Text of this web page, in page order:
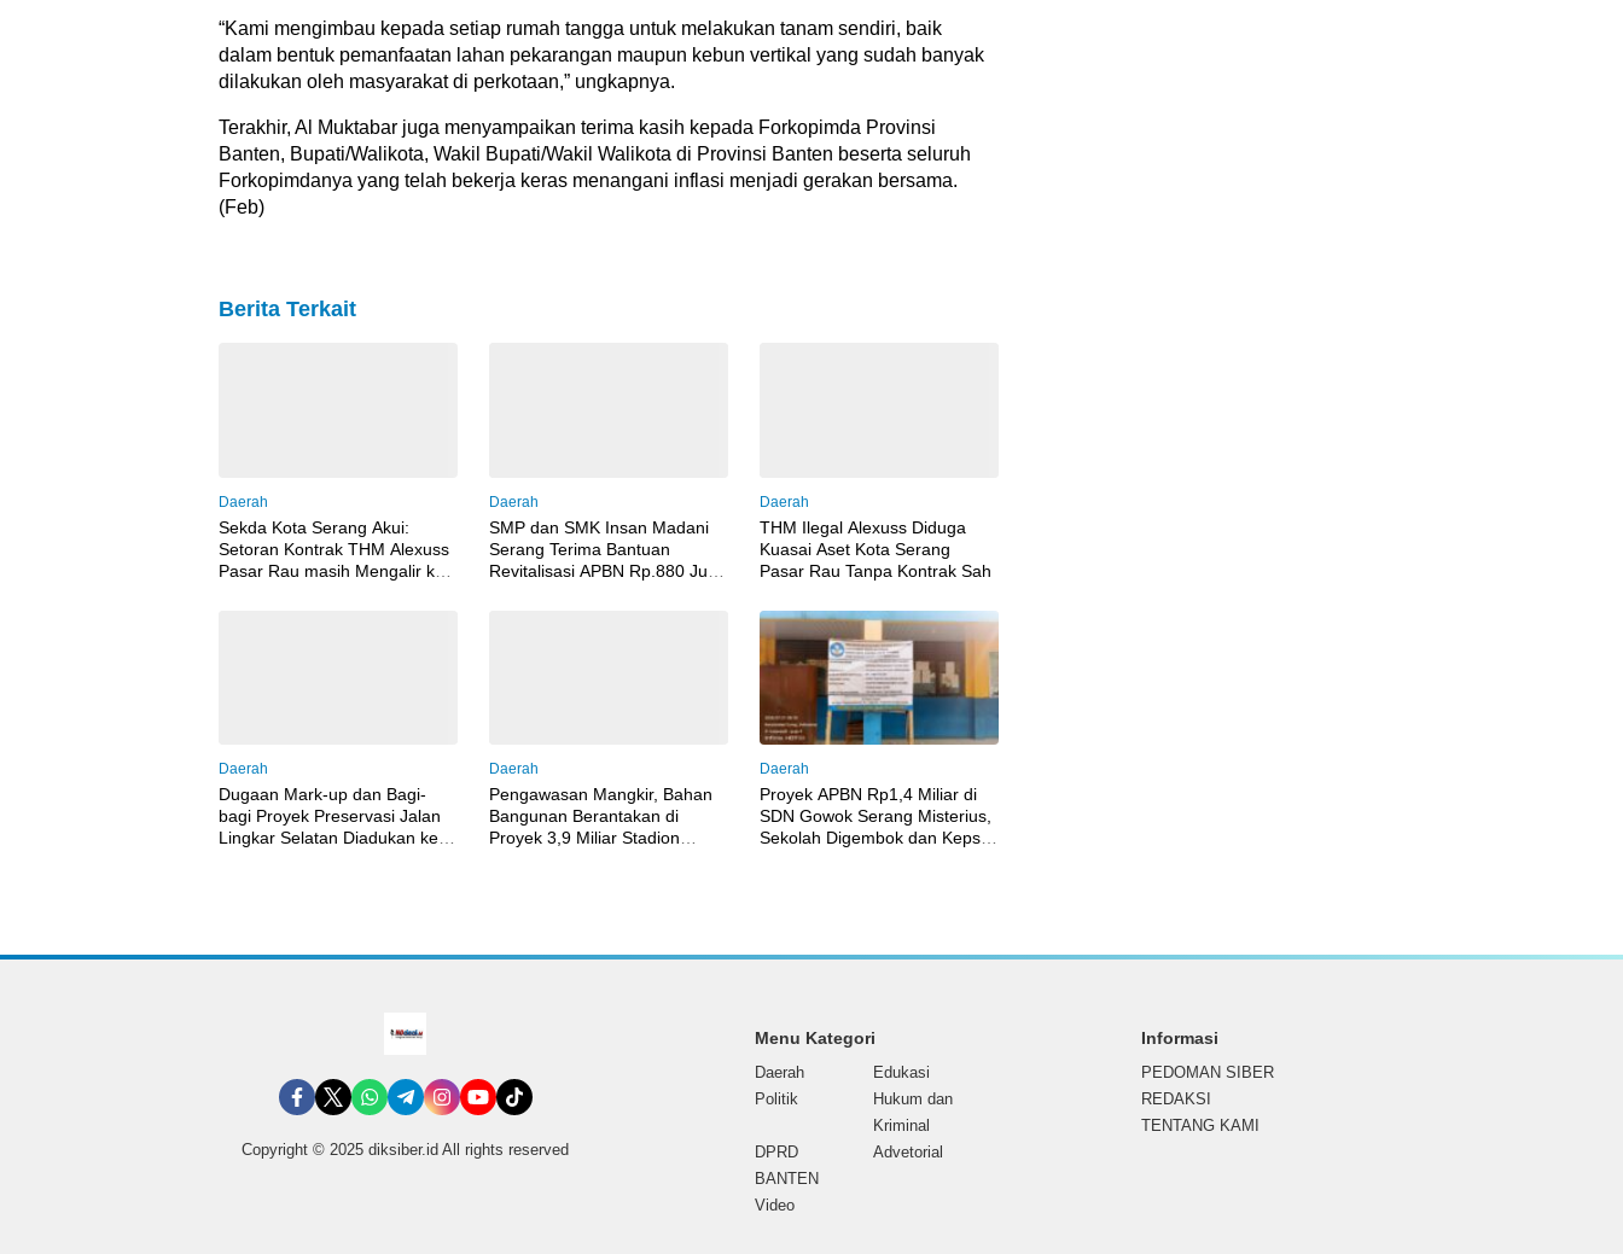
“Kami mengimbau kepada setiap rumah tangga untuk melakukan tanam sendiri, baik
dalam bentuk pemanfaatan lahan pekarangan maupun kebun vertikal yang sudah banyak
dilakukan oleh masyarakat di perkotaan,” ungkapnya.
Terakhir, Al Muktabar juga menyampaikan terima kasih kepada Forkopimda Provinsi
Banten, Bupati/Walikota, Wakil Bupati/Wakil Walikota di Provinsi Banten beserta seluruh
Forkopimdanya yang telah bekerja keras menangani inflasi menjadi gerakan bersama.
(Feb)
Berita Terkait
Daerah
Sekda Kota Serang Akui:
Setoran Kontrak THM Alexuss
Pasar Rau masih Mengalir ke
Daerah
SMP dan SMK Insan Madani
Serang Terima Bantuan
Revitalisasi APBN Rp.880 Juta,
Daerah
THM Ilegal Alexuss Diduga
Kuasai Aset Kota Serang
Pasar Rau Tanpa Kontrak Sah
Daerah
Dugaan Mark-up dan Bagi-
bagi Proyek Preservasi Jalan
Lingkar Selatan Diadukan ke
Daerah
Pengawasan Mangkir, Bahan
Bangunan Berantakan di
Proyek 3,9 Miliar Stadion
Daerah
Proyek APBN Rp1,4 Miliar di
SDN Gowok Serang Misterius,
Sekolah Digembok dan Kepsek
Copyright © 2025 diksiber.id All rights reserved
Menu Kategori
Daerah
Edukasi
Politik
Hukum dan
Kriminal
DPRD
BANTEN
Advetorial
Video
Informasi
PEDOMAN SIBER
REDAKSI
TENTANG KAMI